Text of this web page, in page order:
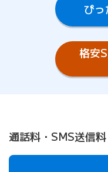
ぴ
格安
通話料・SMS送信料